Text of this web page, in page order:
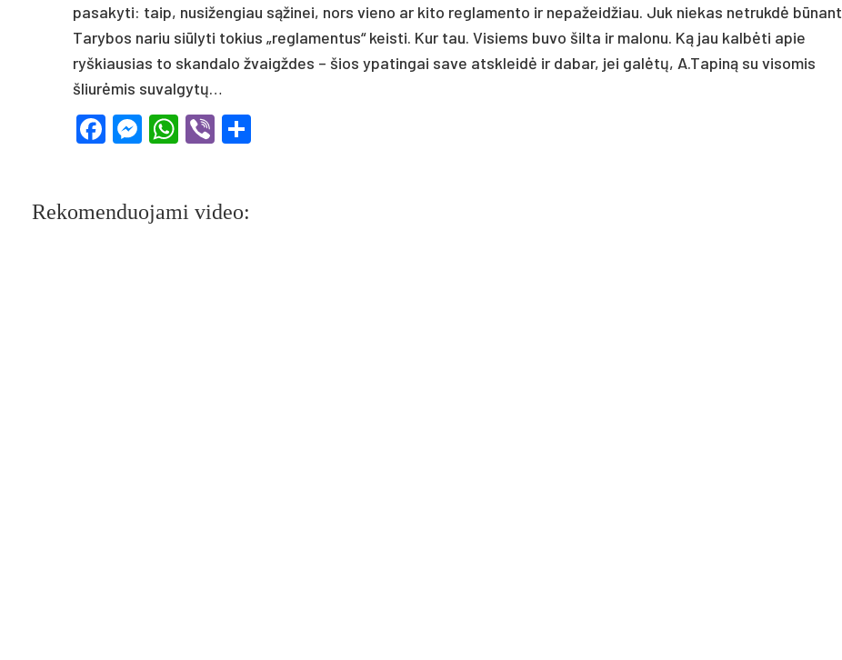
pasakyti: taip, nusižengiau sąžinei, nors vieno ar kito reglamento ir nepažeidžiau. Juk niekas netrukdė būnant
Tarybos nariu siūlyti tokius „reglamentus“ keisti. Kur tau. Visiems buvo šilta ir malonu. Ką jau kalbėti apie
ryškiausias to skandalo žvaigždes – šios ypatingai save atskleidė ir dabar, jei galėtų, A.Tapiną su visomis
šliurėmis suvalgytų…
Facebook
Messenger
WhatsApp
Viber
Rekomenduojami video: